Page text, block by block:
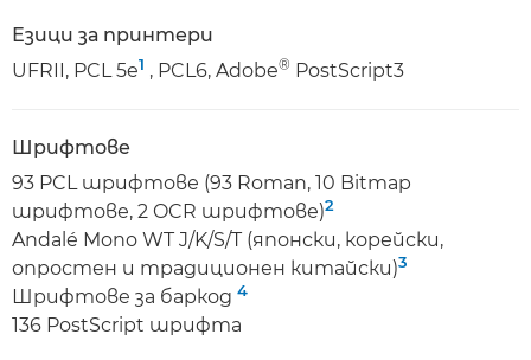
Езици за принтери
UFRII, PCL 5e1 , PCL6, Adobe® PostScript3
Шрифтове
93 PCL шрифтове (93 Roman, 10 Bitmap
шрифтове, 2 OCR шрифтове)2
Andalé Mono WT J/K/S/T (японски, корейски,
опростен и традиционен китайски)3
Шрифтове за баркод 4
136 PostScript шрифта